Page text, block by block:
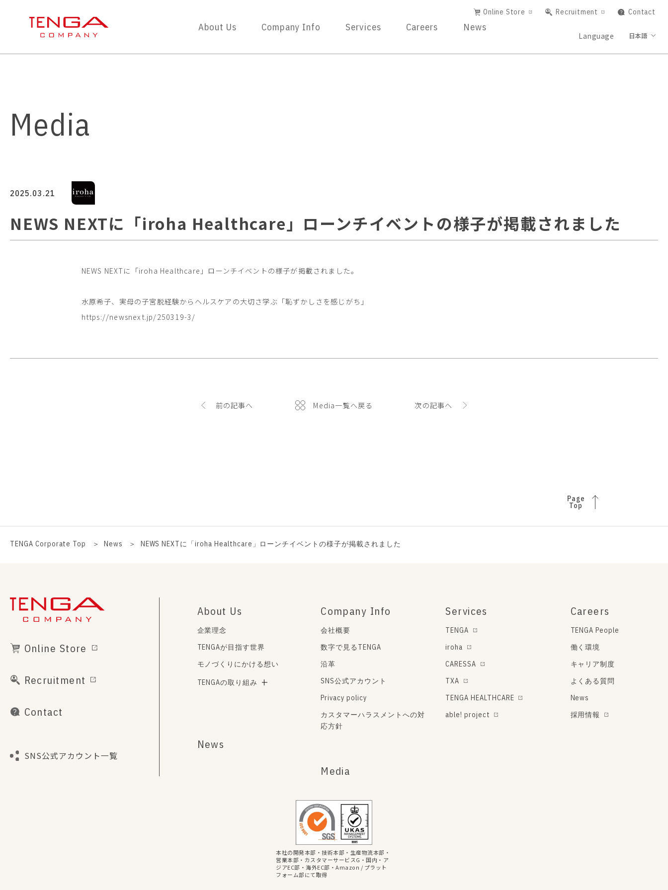
About Us Company Info Services Careers News
Online Store Recruitment Contact
Language 日本語
Media
2025.03.21
NEWS NEXTに「iroha Healthcare」ローンチイベントの様子が掲載されました
NEWS NEXTに「iroha Healthcare」ローンチイベントの様子が掲載されました。
水原希子、実母の子宮脱経験からヘルスケアの大切さ学ぶ「恥ずかしさを感じがち」
https://newsnext.jp/250319-3/
前の記事へ Media一覧へ戻る 次の記事へ
Page
Top
TENGA Corporate Top News NEWS NEXTに「iroha Healthcare」ローンチイベントの様子が掲載されました
Online Store
Recruitment
Contact
SNS公式アカウント一覧
About Us
企業理念
TENGAが目指す世界
モノづくりにかける想い
TENGAの取り組み
News
Company Info
会社概要
数字で見るTENGA
沿革
SNS公式アカウント
Privacy policy
カスタマーハラスメントへの対
応方針
Media
Services
TENGA
iroha
CARESSA
TXA
TENGA HEALTHCARE
able! project
Careers
TENGA People
働く環境
キャリア制度
よくある質問
News
採用情報
本社の開発本部・技術本部・生産物流本部・
営業本部・カスタマーサービスG・国内・ア
ジアEC部・海外EC部・Amazon / プラット
フォーム部にて取得